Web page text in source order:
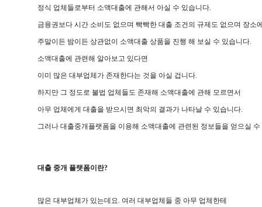
정식 업체들로부터 소액대출에 관해서 아실 수 있습니다.
금융권보다 시간 소비도 없으며 빡빡한 대출 조건의 규제도 없으며 장소
주말이든 밤이든 상관없이 소액대출 상품을 진행 해 보실 수 있습니다.
소액대출에 관련해 알아보고 있다면
이미 많은 대부업체가 존재한다는 것을 아실 겁니다.
하지만 그 정도로 불법 업체들도 존재해 소액대출에 관해 모르면서
아무 업체에게 대출을 받으시면 최악의 결과가 나타날 수 있습니다.
그러나 대출중개플랫폼을 이용해 소액대출에 관련된 정보들을 얻으실 수
대출 중개 플랫폼이란?
많은 대부업체가 있는데요. 여러 대부업체들 중 아무 업체한테